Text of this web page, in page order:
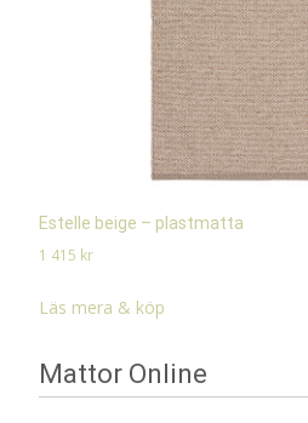
Estelle beige – plastmatta
1 415 kr
Läs mera & köp
Mattor Online